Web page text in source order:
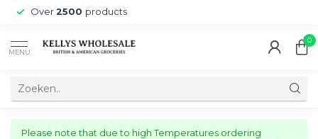
Over 2500 products
MENU
0
Please note that due to high Temperatures ordering